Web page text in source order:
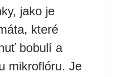
jako je
které
bobulí a
mikroflóru. Je